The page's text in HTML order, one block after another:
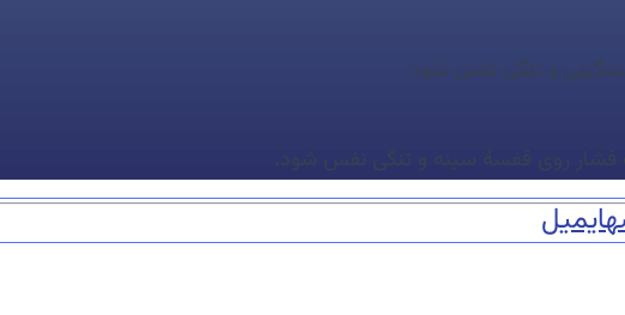
ایمیل
و تنگی نفس شود.
فشار روی قفسهٔ سینه و تنگی نفس شود.